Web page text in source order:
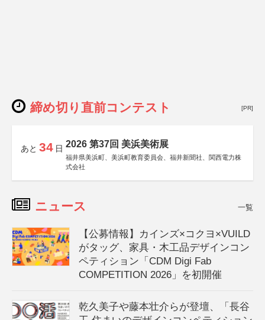
締め切り直前コンテスト [PR]
あと 34 日 2026 第37回 美浜美術展
福井県美浜町、美浜町教育委員会、福井新聞社、関西電力株
式会社
ニュース 一覧
【公募情報】カインズ×コクヨ×VUILD
がタッグ、家具・木工品デザインコン
ペティション「CDM Digi Fab
COMPETITION 2026」を初開催
乾久美子や藤本壮介らが登壇、「長谷